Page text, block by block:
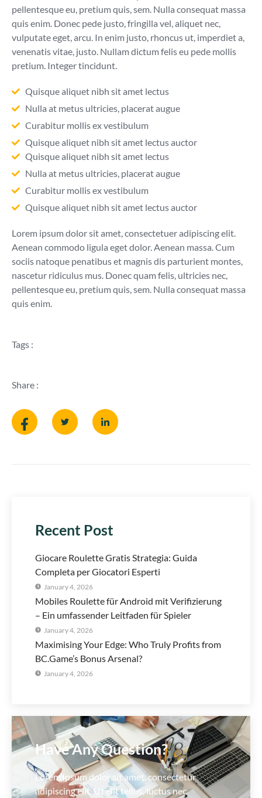
pellentesque eu, pretium quis, sem. Nulla consequat massa
quis enim. Donec pede justo, fringilla vel, aliquet nec,
vulputate eget, arcu. In enim justo, rhoncus ut, imperdiet a,
venenatis vitae, justo. Nullam dictum felis eu pede mollis
pretium. Integer tincidunt.
Quisque aliquet nibh sit amet lectus
Nulla at metus ultricies, placerat augue
Curabitur mollis ex vestibulum
Quisque aliquet nibh sit amet lectus auctor
Quisque aliquet nibh sit amet lectus
Nulla at metus ultricies, placerat augue
Curabitur mollis ex vestibulum
Quisque aliquet nibh sit amet lectus auctor
Lorem ipsum dolor sit amet, consectetuer adipiscing elit.
Aenean commodo ligula eget dolor. Aenean massa. Cum
sociis natoque penatibus et magnis dis parturient montes,
nascetur ridiculus mus. Donec quam felis, ultricies nec,
pellentesque eu, pretium quis, sem. Nulla consequat massa
quis enim.
Tags :
Share :
Recent Post
Giocare Roulette Gratis Strategia: Guida
Completa per Giocatori Esperti
January 4, 2026
Mobiles Roulette für Android mit Verifizierung
– Ein umfassender Leitfaden für Spieler
January 4, 2026
Maximising Your Edge: Who Truly Profits from
BC.Game’s Bonus Arsenal?
January 4, 2026
Have Any Question?
Lorem ipsum dolor sit amet, consectetur
adipiscing elit. Ut elit tellus, luctus nec